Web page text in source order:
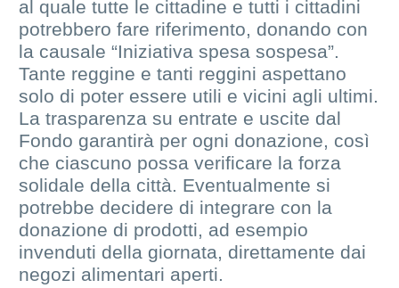
al quale tutte le cittadine e tutti i cittadini
potrebbero fare riferimento, donando con
la causale “Iniziativa spesa sospesa”.
Tante reggine e tanti reggini aspettano
solo di poter essere utili e vicini agli ultimi.
La trasparenza su entrate e uscite dal
Fondo garantirà per ogni donazione, così
che ciascuno possa verificare la forza
solidale della città. Eventualmente si
potrebbe decidere di integrare con la
donazione di prodotti, ad esempio
invenduti della giornata, direttamente dai
negozi alimentari aperti.